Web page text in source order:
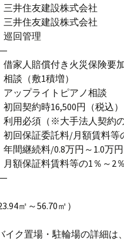
友建設株式会社
友建設株式会社
回管理
賠償付き火災保険要
（敷1積増）
ライトピアノ相談
契約時16,500円（税込）
必須（※大手法人契約の
保証委託料/月額賃料等
継続料/0.8万円～1.0万
保証料賃料等の1％～2％
㎡～56.70㎡）
ク置場・駐輪場の詳細は